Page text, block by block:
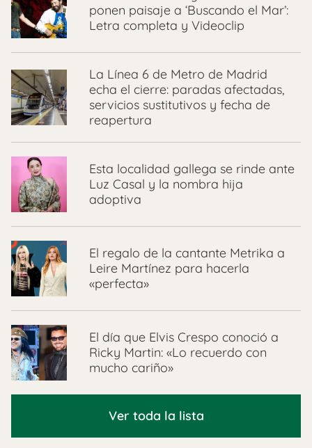
ponen paisaje a ‘Buscando el Mar’:
Letra completa y Videoclip
La Línea 6 de Metro de Madrid
echa el cierre: paradas afectadas,
servicios sustitutivos y fecha de
reapertura
Esta localidad gallega se rinde ante
Luz Casal y la nombra hija
adoptiva
El regalo de la cantante Metrika a
Leire Martínez para hacerla
«perfecta»
El día que Elvis Crespo conoció a
Ricky Martin: «Lo recuerdo con
mucho cariño»
Ver toda la lista